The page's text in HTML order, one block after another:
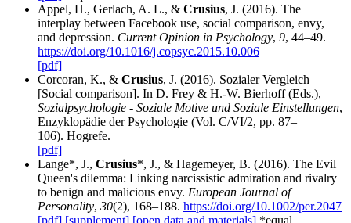
Appel, H., Gerlach, A. L., & Crusius, J. (2016). The
interplay between Facebook use, social comparison, envy,
and depression. Current Opinion in Psychology, 9, 44–49.
https://doi.org/10.1016/j.copsyc.2015.10.006
[pdf]
Corcoran, K., & Crusius, J. (2016). Sozialer Vergleich
[Social comparison]. In D. Frey & H.-W. Bierhoff (Eds.),
Sozialpsychologie - Soziale Motive und Soziale Einstellungen,
Enzyklopädie der Psychologie (Vol. C/VI/2, pp. 87–
106). Hogrefe.
[pdf]
Lange*, J., Crusius*, J., & Hagemeyer, B. (2016). The Evil
Queen's dilemma: Linking narcissistic admiration and rivalry
to benign and malicious envy. European Journal of
Personality, 30(2), 168–188. https://doi.org/10.1002/per.2047
[pdf] [supplement] [open data and materials] *equal